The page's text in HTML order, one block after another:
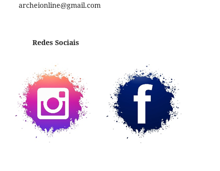
archeionline@gmail.com
Redes Sociais